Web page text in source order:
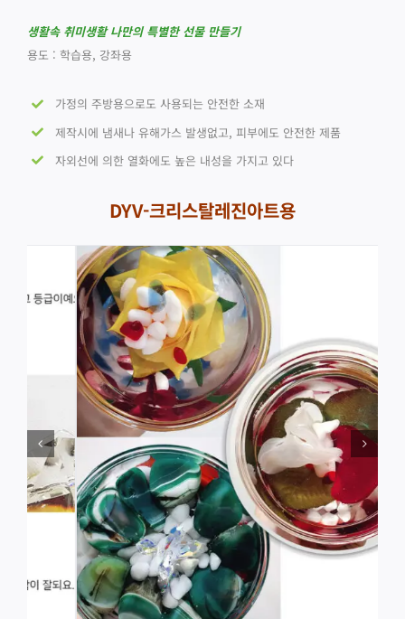
생활속 취미생활 나만의 특별한 선물 만들기
용도 : 학습용, 강좌용
가정의 주방용으로도 사용되는 안전한 소재
제작시에 냄새나 유해가스 발생없고, 피부에도 안전한 제품
자외선에 의한 열화에도 높은 내성을 가지고 있다
DYV-크리스탈레진아트용